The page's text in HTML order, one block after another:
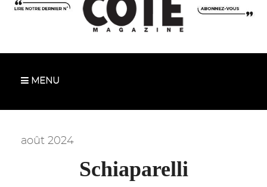
MENU
août 2024
Schiaparelli